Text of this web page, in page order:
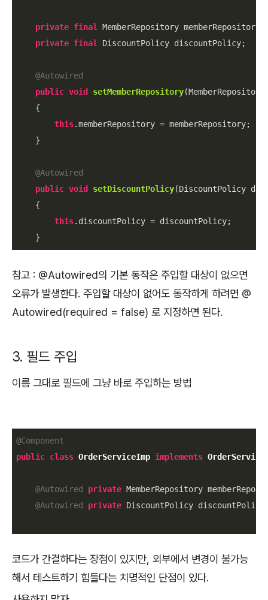
private final
MemberRepository memberRepository;
private final DiscountPolicy discountPolicy;
@Autowired
public void setMemberRepository
{
this.memberRepository = memberRepository;
    }
@Autowired
public void setDiscountPolicy(DiscountPolicy
{
this.discountPolicy = discountPolicy;
    }
참고 : @Autowired의 기본 동작은 주입할 대상이 없으면
오류가 발생한다. 주입할 대상이 없어도 동작하게 하려면 @
Autowired(required = false) 로 지정하면 된다.
3. 필드 주입
이름 그대로 필드에 그냥 바로 주입하는 방법
@Component
public class OrderServiceImp implements OrderService
@Autowired private MemberRepository
@Autowired
private DiscountPolicy
코드가 간결하다는 장점이 있지만, 외부에서 변경이 불가능
해서 테스트하기 힘들다는 치명적인 단점이 있다.